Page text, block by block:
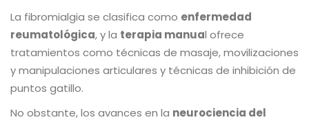
La fibromialgia se clasifica como enfermedad
reumatológica, y la terapia manual ofrece
tratamientos como técnicas de masaje, movilizaciones
y manipulaciones articulares y técnicas de inhibición de
puntos gatillo.
No obstante, los avances en la neurociencia del